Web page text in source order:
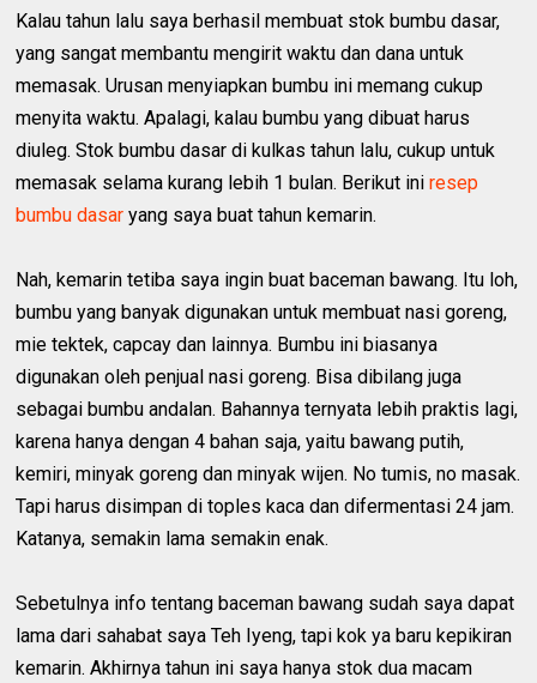
Kalau tahun lalu saya berhasil membuat stok bumbu dasar,
yang sangat membantu mengirit waktu dan dana untuk
memasak. Urusan menyiapkan bumbu ini memang cukup
menyita waktu. Apalagi, kalau bumbu yang dibuat harus
diuleg. Stok bumbu dasar di kulkas tahun lalu, cukup untuk
memasak selama kurang lebih 1 bulan. Berikut iniresep
bumbu dasar yang saya buat tahun kemarin.
Nah, kemarin tetiba saya ingin buat baceman bawang. Itu loh,
bumbu yang banyak digunakan untuk membuat nasi goreng,
mie tektek, capcay dan lainnya. Bumbu ini biasanya
digunakan oleh penjual nasi goreng. Bisa dibilang juga
sebagai bumbu andalan. Bahannya ternyata lebih praktis lagi,
karena hanya dengan 4 bahan saja, yaitu bawang putih,
kemiri, minyak goreng dan minyak wijen. No tumis, no masak.
Tapi harus disimpan di toples kaca dan difermentasi 24 jam.
Katanya, semakin lama semakin enak.
Sebetulnya info tentang baceman bawang sudah saya dapat
lama dari sahabat saya Teh Iyeng, tapi kok ya baru kepikiran
kemarin. Akhirnya tahun ini saya hanya stok dua macam